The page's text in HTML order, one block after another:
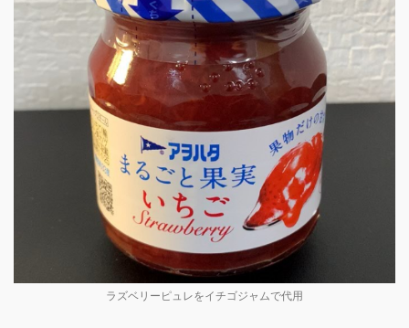
ラズベリーピュレをイチゴジャムで代用